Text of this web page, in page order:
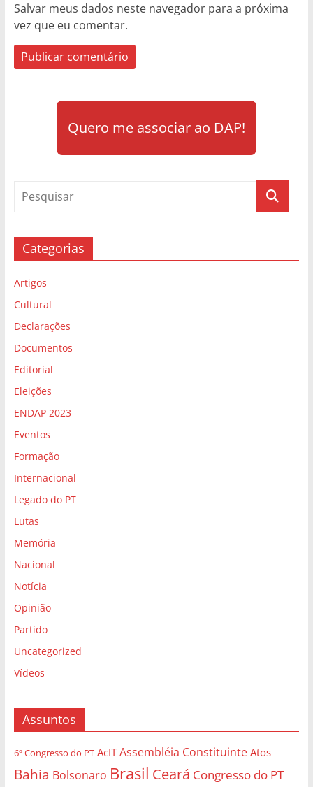
Salvar meus dados neste navegador para a próxima
vez que eu comentar.
Quero me associar ao DAP!
Categorias
Artigos
Cultural
Declarações
Documentos
Editorial
Eleições
ENDAP 2023
Eventos
Formação
Internacional
Legado do PT
Lutas
Memória
Nacional
Notícia
Opinião
Partido
Uncategorized
Vídeos
Assuntos
6º Congresso do PT AcIT Assembléia Constituinte Atos
Bahia Bolsonaro Brasil Ceará Congresso do PT